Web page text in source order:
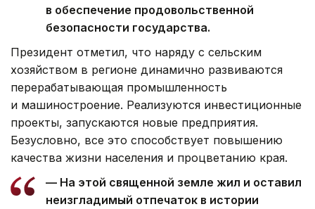
в обеспечение продовольственной
безопасности государства.
Президент отметил, что наряду с сельским
хозяйством в регионе динамично развиваются
перерабатывающая промышленность
и машиностроение. Реализуются инвестиционные
проекты, запускаются новые предприятия.
Безусловно, все это способствует повышению
качества жизни населения и процветанию края.
— На этой священной земле жил и оставил
неизгладимый отпечаток в истории